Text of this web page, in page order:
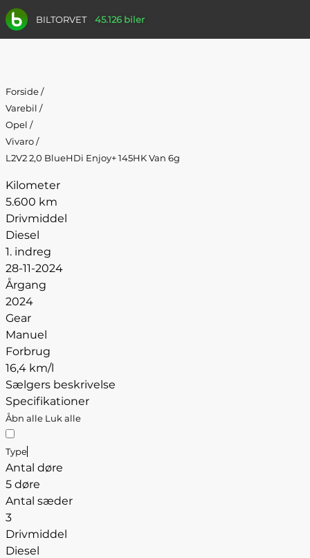
BILTORVET 45.126 biler
Forside/
Varebil /
Opel /
Vivaro/
L2V2 2,0 BlueHDi Enjoy+ 145HK Van 6g
Kilometer
5.600 km
Drivmiddel
Diesel
1. indreg
28-11-2024
Årgang
2024
Gear
Manuel
Forbrug
16,4 km/l
Sælgers beskrivelse
Specifikationer
Åbn alle Luk alle
Type
Antal døre
5 døre
Antal sæder
3
Drivmiddel
Diesel